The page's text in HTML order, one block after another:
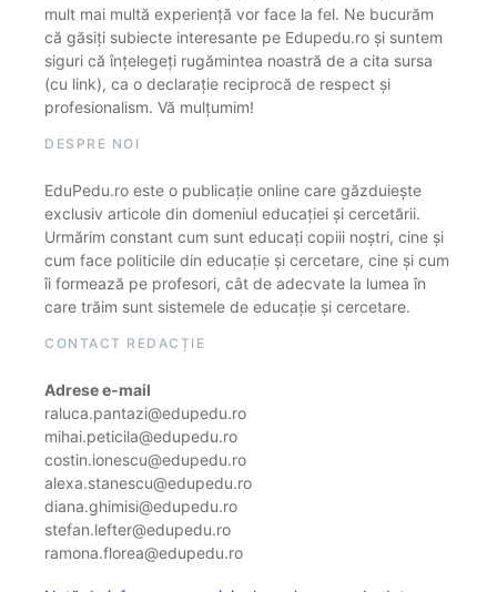
mult mai multă experiență vor face la fel. Ne bucurăm
că găsiți subiecte interesante pe Edupedu.ro și suntem
siguri că înțelegeți rugămintea noastră de a cita sursa
(cu link), ca o declarație reciprocă de respect și
profesionalism. Vă mulțumim!
DESPRE NOI
EduPedu.ro este o publicație online care găzduiește
exclusiv articole din domeniul educației și cercetării.
Urmărim constant cum sunt educați copiii noștri, cine și
cum face politicile din educație și cercetare, cine și cum
îi formează pe profesori, cât de adecvate la lumea în
care trăim sunt sistemele de educație și cercetare.
CONTACT REDACȚIE
Adrese e-mail
raluca.pantazi@edupedu.ro
mihai.peticila@edupedu.ro
costin.ionescu@edupedu.ro
alexa.stanescu@edupedu.ro
diana.ghimisi@edupedu.ro
stefan.lefter@edupedu.ro
ramona.florea@edupedu.ro